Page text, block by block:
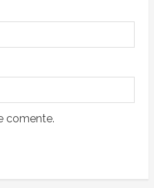
comente.